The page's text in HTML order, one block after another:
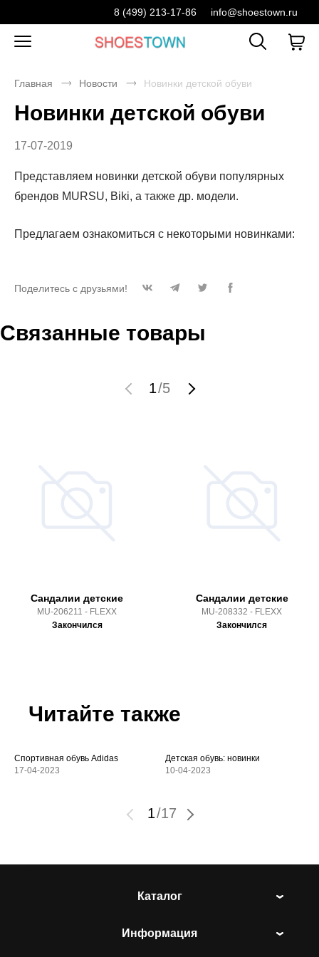
8 (499) 213-17-86 info@shoestown.ru
Главная Новости Новинки детской обуви
Новинки детской обуви
17-07-2019
Представляем новинки детской обуви популярных
брендов MURSU, Biki, а также др. модели.
Предлагаем ознакомиться с некоторыми новинками:
Поделитесь с друзьями!
Связанные товары
1/5
Сандалии детские
MU-206211 - FLEXX
Закончился
Сандалии детские
MU-208332 - FLEXX
Закончился
Читайте также
Спортивная обувь Adidas
17-04-2023
Детская обувь: новинки
10-04-2023
1/17
Каталог
Информация